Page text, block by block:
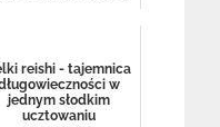
reishi - tajemnica
w
jednym słodkim
ucztowaniu